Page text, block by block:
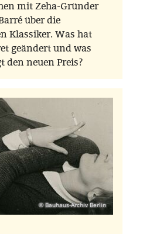
mit Zeha-Gründer
über die
Klassiker. Was hat
geändert und was
den neuen Preis?
© Bauhaus-Archiv Berlin